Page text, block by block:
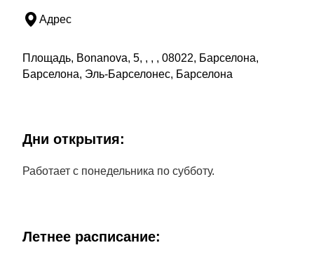
Адрес
Площадь, Bonanova, 5, , , , 08022, Барселона,
Барселона, Эль-Барселонес, Барселона
Дни открытия:
Работает с понедельника по субботу.
Летнее расписание: